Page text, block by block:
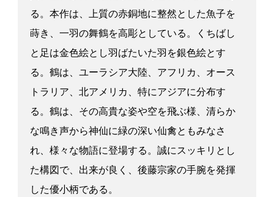
る。本作は、上質の赤銅地に整然とした魚子を
蒔き、一羽の舞鶴を高彫としている。くちばし
と足は金色絵とし羽ばたいた羽を銀色絵とす
る。鶴は、ユーラシア大陸、アフリカ、オース
トラリア、北アメリカ、特にアジアに分布す
る。鶴は、その高貴な姿や空を飛ぶ様、清らか
な鳴き声から神仙に緑の深い仙禽ともみなさ
れ、様々な物語に登場する。誠にスッキリとし
た構図で、出来が良く、後藤宗家の手腕を発揮
した優小柄である。